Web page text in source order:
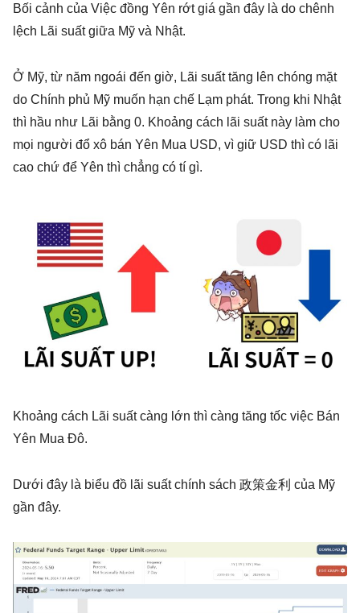
Bối cảnh của Việc đồng Yên rớt giá gần đây là do chênh
lệch Lãi suất giữa Mỹ và Nhật.
Ở Mỹ, từ năm ngoái đến giờ, Lãi suất tăng lên chóng mặt
do Chính phủ Mỹ muốn hạn chế Lạm phát. Trong khi Nhật
thì hầu như Lãi bằng 0. Khoảng cách lãi suất này làm cho
mọi người đổ xô bán Yên Mua USD, vì giữ USD thì có lãi
cao chứ để Yên thì chẳng có tí gì.
Khoảng cách Lãi suất càng lớn thì càng tăng tốc việc Bán
Yên Mua Đô.
Dưới đây là biểu đồ lãi suất chính sách 政策金利 của Mỹ
gần đây.